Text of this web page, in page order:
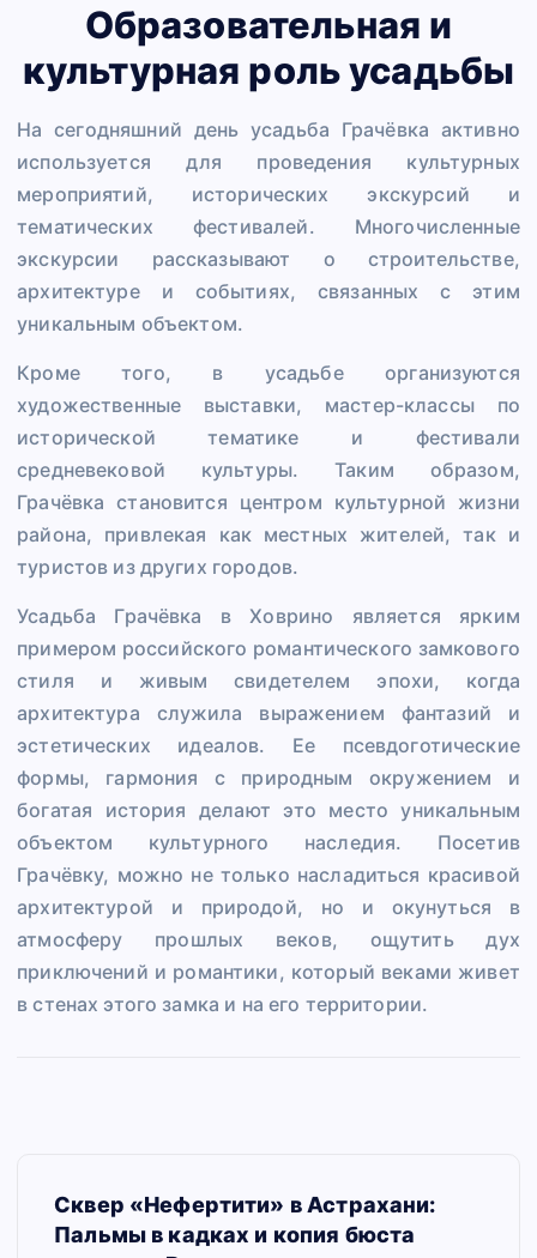
Образовательная и
культурная роль усадьбы
На сегодняшний день усадьба Грачёвка активно
используется для проведения культурных
мероприятий, исторических экскурсий и
тематических фестивалей. Многочисленные
экскурсии рассказывают о строительстве,
архитектуре и событиях, связанных с этим
уникальным объектом.
Кроме того, в усадьбе организуются
художественные выставки, мастер-классы по
исторической тематике и фестивали
средневековой культуры. Таким образом,
Грачёвка становится центром культурной жизни
района, привлекая как местных жителей, так и
туристов из других городов.
Усадьба Грачёвка в Ховрино является ярким
примером российского романтического замкового
стиля и живым свидетелем эпохи, когда
архитектура служила выражением фантазий и
эстетических идеалов. Ее псевдоготические
формы, гармония с природным окружением и
богатая история делают это место уникальным
объектом культурного наследия. Посетив
Грачёвку, можно не только насладиться красивой
архитектурой и природой, но и окунуться в
атмосферу прошлых веков, ощутить дух
приключений и романтики, который веками живет
в стенах этого замка и на его территории.
Сквер «Нефертити» в Астрахани:
Пальмы в кадках и копия бюста